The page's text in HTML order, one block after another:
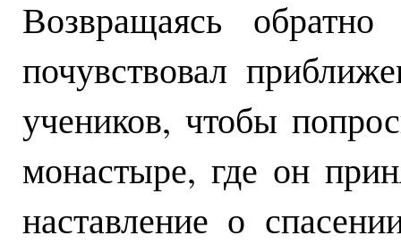
Возвращаясь
почувствовал
учеников, чтобы
монастыре, где он
наставление о